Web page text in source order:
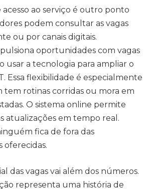
acesso ao serviço é outro ponto
podem consultar as vagas
ou por canais digitais.
oportunidades com vagas
usar a tecnologia para ampliar o
Essa flexibilidade é especialmente
tem rotinas corridas ou mora em
O sistema online permite
atualizações em tempo real.
fica de fora das
oferecidas.
das vagas vai além dos números.
representa uma história de